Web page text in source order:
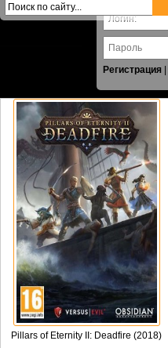
Регистрация
Pillars of Eternity II: Deadfire (2018)